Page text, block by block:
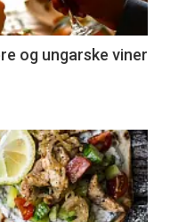
og ungarske viner